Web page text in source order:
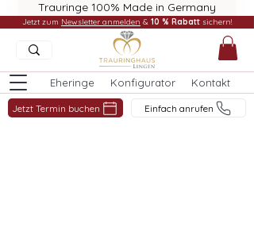
Trauringe 100% Made in Germany
Eheringe Konfigurator Kontakt
Jetzt Termin buchen Einfach anrufen
Jetzt zum Newsletter anmelden & 10 % Rabatt sichern!